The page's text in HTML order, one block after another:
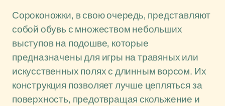
Сороконожки, в свою очередь, представляют
собой обувь с множеством небольших
выступов на подошве, которые
предназначены для игры на травяных или
искусственных полях с длинным ворсом. Их
конструкция позволяет лучше цепляться за
поверхность, предотвращая скольжение и